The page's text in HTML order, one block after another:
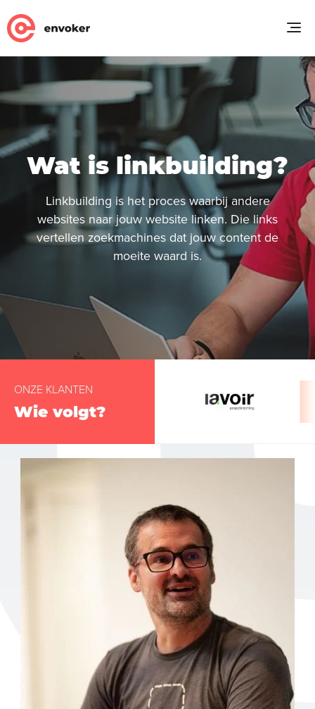
Wat is linkbuilding?
Linkbuilding is het proces waarbij andere
websites naar jouw website linken. Die links
vertellen zoekmachines dat jouw content de
moeite waard is.
ONZE KLANTEN
Wie volgt?